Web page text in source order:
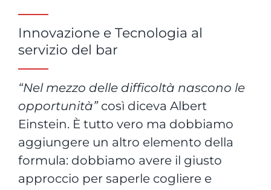
Innovazione e Tecnologia al
servizio del bar
“Nel mezzo delle difficoltà nascono le
opportunità” così diceva Albert
Einstein. È tutto vero ma dobbiamo
aggiungere un altro elemento della
formula: dobbiamo avere il giusto
approccio per saperle cogliere e